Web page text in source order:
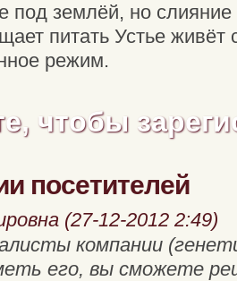
под землёй, но слияние
питать Устье
режим.
чтобы
посетителей
(27-12-2012 2:49)
компании
его, вы сможете